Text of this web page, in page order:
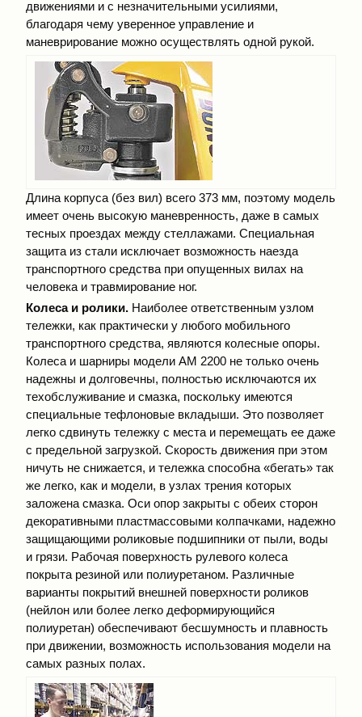
движениями и с незначительными усилиями,
благодаря чему уверенное управление и
маневрирование можно осуществлять одной рукой.
Длина корпуса (без вил) всего 373 мм, поэтому модель
имеет очень высокую маневренность, даже в самых
тесных проездах между стеллажами. Специальная
защита из стали исключает возможность наезда
транспортного средства при опущенных вилах на
человека и травмирование ног.
Колеса и ролики. Наиболее ответственным узлом
тележки, как практически у любого мобильного
транспортного средства, являются колесные опоры.
Колеса и шарниры модели АМ 2200 не только очень
надежны и долговечны, полностью исключаются их
техобслуживание и смазка, поскольку имеются
специальные тефлоновые вкладыши. Это позволяет
легко сдвинуть тележку с места и перемещать ее даже
с предельной загрузкой. Скорость движения при этом
ничуть не снижается, и тележка способна «бегать» так
же легко, как и модели, в узлах трения которых
заложена смазка. Оси опор закрыты с обеих сторон
декоративными пластмассовыми колпачками, надежно
защищающими роликовые подшипники от пыли, воды
и грязи. Рабочая поверхность рулевого колеса
покрыта резиной или полиуретаном. Различные
варианты покрытий внешней поверхности роликов
(нейлон или более легко деформирующийся
полиуретан) обеспечивают бесшумность и плавность
при движении, возможность использования модели на
самых разных полах.